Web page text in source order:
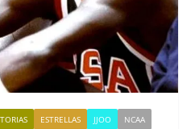
ESTRELLAS JJOO NCAA